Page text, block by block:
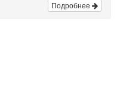
Подробнее